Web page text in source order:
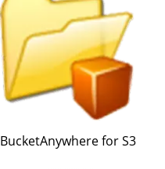
BucketAnywhere for S3